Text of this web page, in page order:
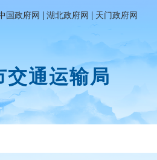
国政府网 | 湖北政府网 | 天门政府网
交通运输局